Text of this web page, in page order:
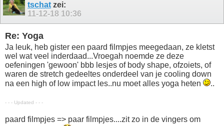
tschat zei:
11-12-18 10:36
Re: Yoga
Ja leuk, heb gister een paard filmpjes meegedaan, ze kletst
wel wat veel inderdaad...Vroegah noemde ze deze
oefeningen 'gewoon' bbb lesjes of body shape, ofzoiets, of
waren de stretch gedeeltes onderdeel van je cooling down
na een high of low impact les..nu moet alles yoga heten
..
- - - Updated - - -
paard filmpjes => paar filmpjes....zit zo in de vingers om